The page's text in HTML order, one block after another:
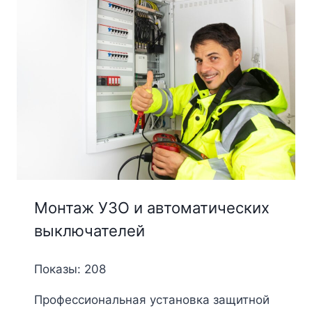
Монтаж УЗО и автоматических
выключателей
Показы: 208
Профессиональная установка защитной